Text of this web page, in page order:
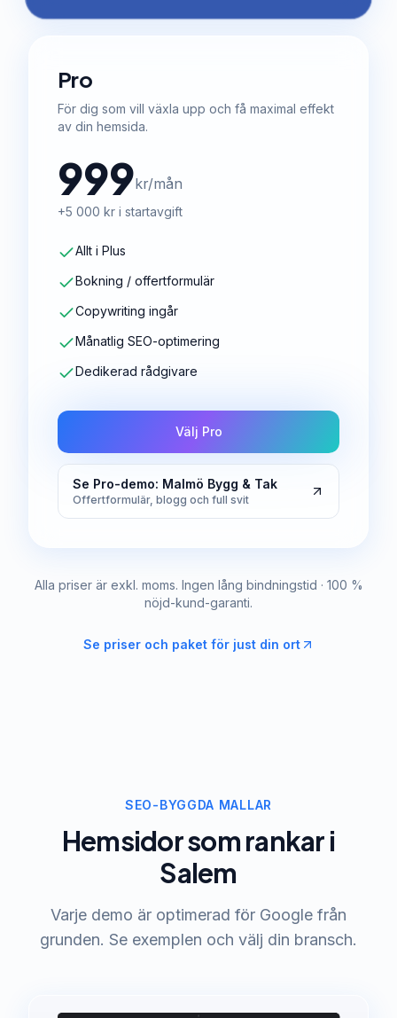
Pro
För dig som vill växla upp och få maximal effekt
av din hemsida.
999kr/mån
+5 000 kr i startavgift
Allt i Plus
Bokning / offertformulär
Copywriting ingår
Månatlig SEO-optimering
Dedikerad rådgivare
Välj Pro
Se Pro-demo: Malmö Bygg & Tak
Offertformulär, blogg och full svit
Alla priser är exkl. moms. Ingen lång bindningstid · 100 %
nöjd-kund-garanti.
Se priser och paket för just din ort
SEO-BYGGDA MALLAR
Hemsidor som rankar i
Salem
Varje demo är optimerad för Google från
grunden. Se exemplen och välj din bransch.